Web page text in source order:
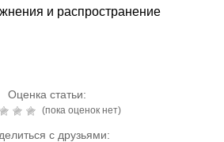
и распространение
Оценка статьи:
(пока оценок нет)
с друзьями: